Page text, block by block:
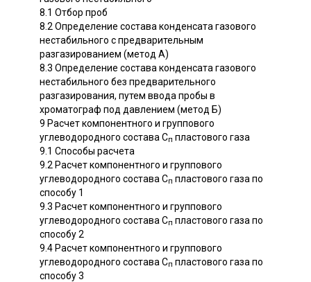
8.1 Отбор проб
8.2 Определение состава конденсата газового
нестабильного с предварительным
разгазированием (метод А)
8.3 Определение состава конденсата газового
нестабильного без предварительного
разгазирования, путем ввода пробы в
хроматограф под давлением (метод Б)
9 Расчет компонентного и группового
углеводородного состава Сп пластового газа
9.1 Способы расчета
9.2 Расчет компонентного и группового
углеводородного состава Сп пластового газа по
способу 1
9.3 Расчет компонентного и группового
углеводородного состава Сп пластового газа по
способу 2
9.4 Расчет компонентного и группового
углеводородного состава Сп пластового газа по
способу 3